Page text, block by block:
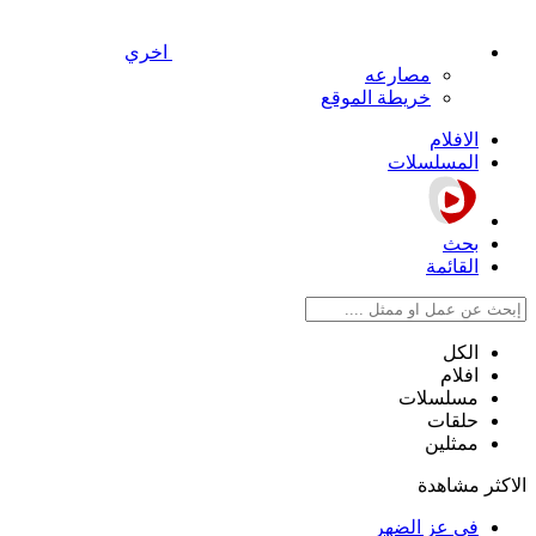
اخري
مصارعه
خريطة الموقع
الافلام
المسلسلات
بحث
القائمة
الكل
افلام
مسلسلات
حلقات
ممثلين
الاكثر مشاهدة
في عز الضهر